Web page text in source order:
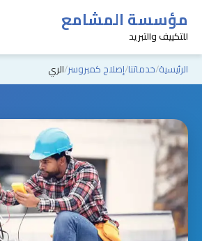
مؤسسة المشامع
للتكييف والتبريد
الرئيسية خدماتنا إصلاح كمبروسر الري